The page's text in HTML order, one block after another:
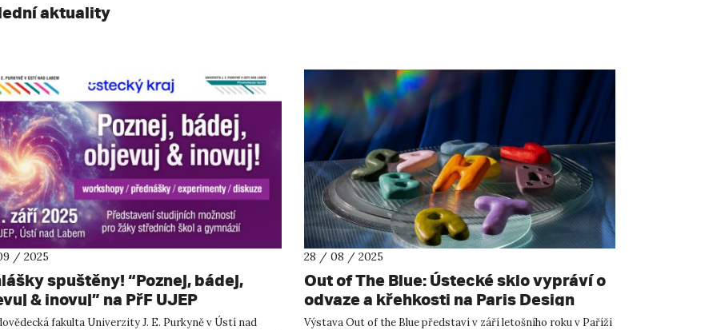
aktuality
/ 2025
spuštěny! “Poznej, bádej,
& inovuj” na PřF UJEP
fakulta Univerzity J. E. Purkyně v Ústí nad
28 / 08 / 2025
Out of The Blue: Ústecké sklo vypráví o
odvaze a křehkosti na Paris Design
Week 2025
Výstava Out of the Blue představí v září letošního roku v Paříži